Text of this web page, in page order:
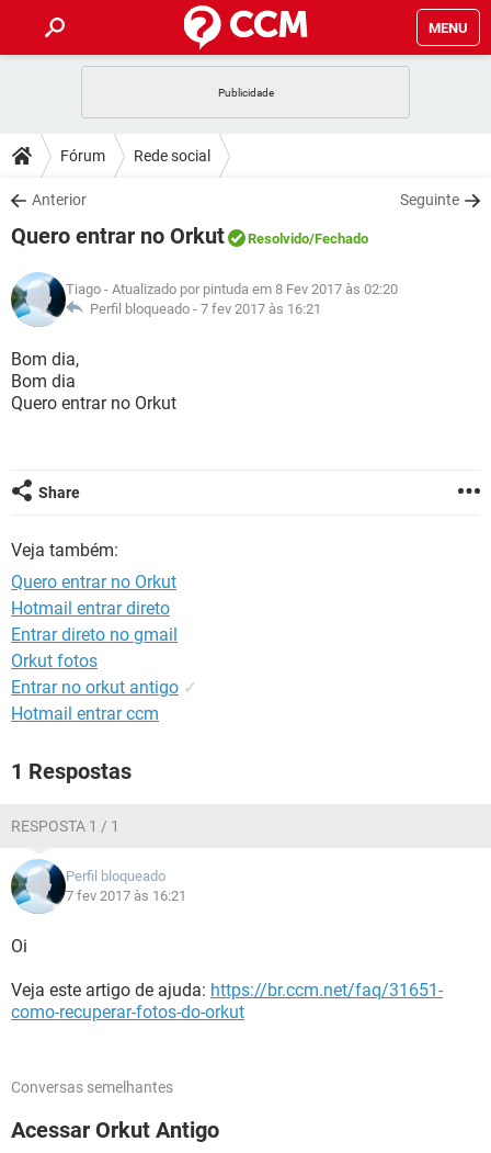
MENU
CELULAR
OUTLOOK
INSTAGRAM GMAIL
GUIA DE COMPRAS
DICAS
JOGOS
INSTAGRAM GMAIL
GUIA DE COMPRAS
DOWNLOADS
JOGOS WHATSAPP
CELULAR
OUTLOOK EXCEL
INSTAGRAM
GUIA DE COMPRAS
FÓRUM
JOGOS WHATSAPP
CELULAR
OUTLOOK
INSTAGRAM
GLOSSÁRIO
JOGOS
CELULAR
GUIA DE COMPRAS
Fórum Rede social
Anterior Seguinte
Quero entrar no Orkut Resolvido/Fechado
Tiago - Atualizado por pintuda em 8 Fev 2017 às 02:20
Perfil bloqueado - 7 fev 2017 às 16:21
Bom dia,
Bom dia
Quero entrar no Orkut
Share
Veja também:
Quero entrar no Orkut
Hotmail entrar direto
Entrar direto no gmail
Orkut fotos
Entrar no orkut antigo ✓
Hotmail entrar ccm
1 Respostas
RESPOSTA 1 / 1
Perfil bloqueado
7 fev 2017 às 16:21
Oi
Veja este artigo de ajuda: https://br.ccm.net/faq/31651-
como-recuperar-fotos-do-orkut
Conversas semelhantes
Acessar Orkut Antigo